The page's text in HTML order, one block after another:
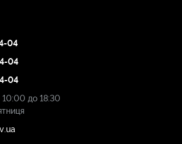
04
04
04
до 18:30